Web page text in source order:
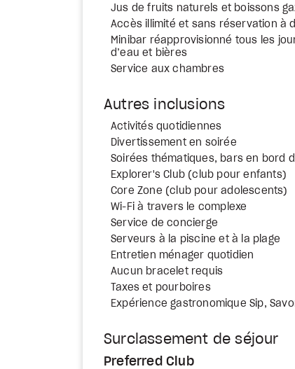
Jus de fruits naturels et boissons
Accès illimité et sans réservation à
Minibar réapprovisionné tous les
d’eau et bières
Service aux chambres
Autres inclusions
Activités quotidiennes
Divertissement en soirée
Soirées thématiques, bars en bord
Explorer's Club (club pour enfants)
Core Zone (club pour adolescents)
Wi-Fi à travers le complexe
Service de concierge
Serveurs à la piscine et à la plage
Entretien ménager quotidien
Aucun bracelet requis
Taxes et pourboires
Expérience gastronomique Sip,
Surclassement de séjour
Preferred Club